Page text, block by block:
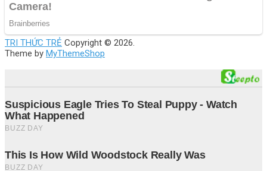
TRI THỨC TRẺ Copyright © 2026.
Theme by MyThemeShop